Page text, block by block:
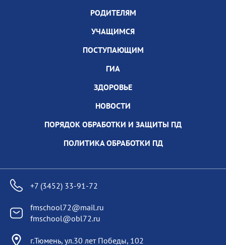
РОДИТЕЛЯМ
УЧАЩИМСЯ
ПОСТУПАЮЩИМ
ГИА
ЗДОРОВЬЕ
НОВОСТИ
ПОРЯДОК ОБРАБОТКИ И ЗАЩИТЫ ПД
ПОЛИТИКА ОБРАБОТКИ ПД
+7 (3452) 33-91-72
fmschool72@mail.ru
fmschool@obl72.ru
г.Тюмень, ул.30 лет Победы, 102